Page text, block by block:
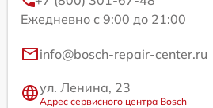
Ежедневно с 9:00 до 21:00
info@bosch-repair-center.ru
ул. Ленина, 23
Адрес сервисного центра Bosch